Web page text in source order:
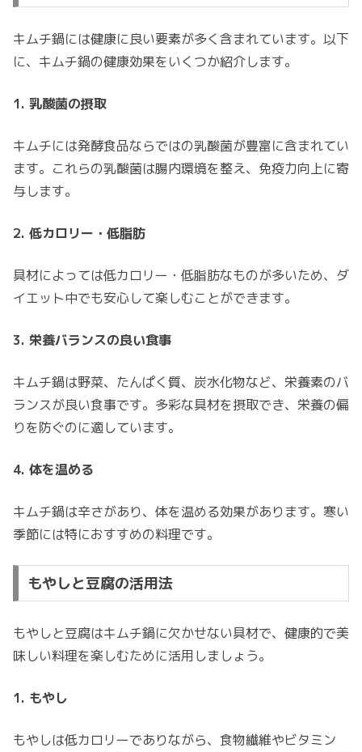
キムチ鍋には健康に良い要素が多く含まれています。以下
に、キムチ鍋の健康効果をいくつか紹介します。
1. 乳酸菌の摂取
キムチには発酵食品ならではの乳酸菌が豊富に含まれてい
ます。これらの乳酸菌は腸内環境を整え、免疫力向上に寄
与します。
2. 低カロリー・低脂肪
具材によっては低カロリー・低脂肪なものが多いため、ダ
イエット中でも安心して楽しむことができます。
3. 栄養バランスの良い食事
キムチ鍋は野菜、たんぱく質、炭水化物など、栄養素のバ
ランスが良い食事です。多彩な具材を摂取でき、栄養の偏
りを防ぐのに適しています。
4. 体を温める
キムチ鍋は辛さがあり、体を温める効果があります。寒い
季節には特におすすめの料理です。
もやしと豆腐の活用法
もやしと豆腐はキムチ鍋に欠かせない具材で、健康的で美
味しい料理を楽しむために活用しましょう。
1. もやし
もやしは低カロリーでありながら、食物繊維やビタミン